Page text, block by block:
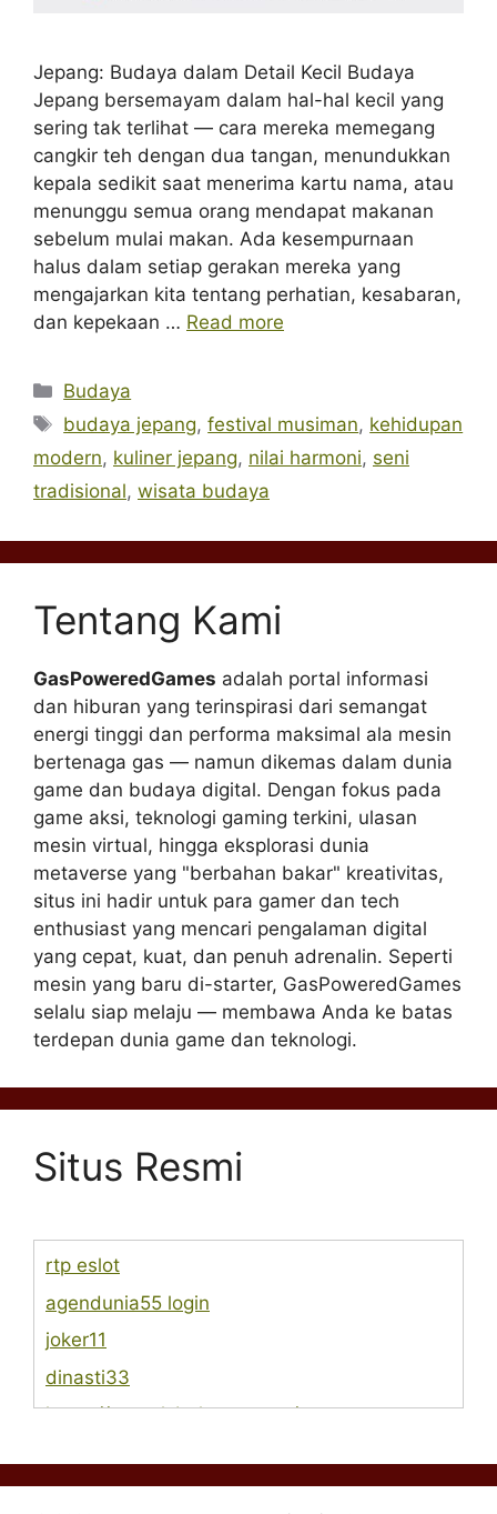
Jepang: Budaya dalam Detail Kecil Budaya
Jepang bersemayam dalam hal-hal kecil yang
sering tak terlihat — cara mereka memegang
cangkir teh dengan dua tangan, menundukkan
kepala sedikit saat menerima kartu nama, atau
menunggu semua orang mendapat makanan
sebelum mulai makan. Ada kesempurnaan
halus dalam setiap gerakan mereka yang
mengajarkan kita tentang perhatian, kesabaran,
dan kepekaan … Read more
Categories
Budaya
Tags
budaya jepang,festival musiman, kehidupan
modern, kuliner jepang, nilai harmoni, seni
tradisional, wisata budaya
Tentang Kami
GasPoweredGames adalah portal informasi
dan hiburan yang terinspirasi dari semangat
energi tinggi dan performa maksimal ala mesin
bertenaga gas — namun dikemas dalam dunia
game dan budaya digital. Dengan fokus pada
game aksi, teknologi gaming terkini, ulasan
mesin virtual, hingga eksplorasi dunia
metaverse yang "berbahan bakar" kreativitas,
situs ini hadir untuk para gamer dan tech
enthusiast yang mencari pengalaman digital
yang cepat, kuat, dan penuh adrenalin. Seperti
mesin yang baru di-starter, GasPoweredGames
selalu siap melaju — membawa Anda ke batas
terdepan dunia game dan teknologi.
Situs Resmi
rtp eslot
agendunia55 login
joker11
dinasti33
https://www.lsbphotos.com/team